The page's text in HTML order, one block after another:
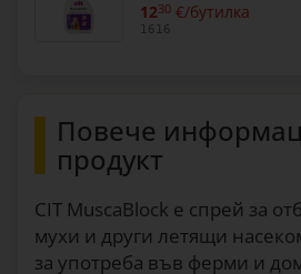
1230 €/бутилка
1616
Повече
продукт
CIT MuscaBlock е спрей за
мухи и други летящи
за употреба във ферми и